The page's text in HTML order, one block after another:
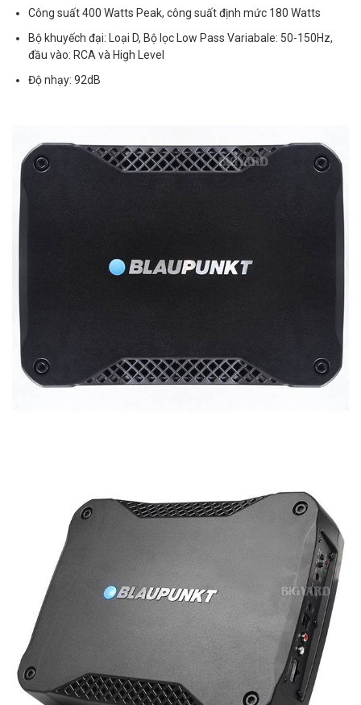
Công suất 400 Watts Peak, công suất định mức 180 Watts
Bộ khuyếch đại: Loại D, Bộ lọc Low Pass Variabale: 50-150Hz,
đầu vào: RCA và High Level
Độ nhạy: 92dB